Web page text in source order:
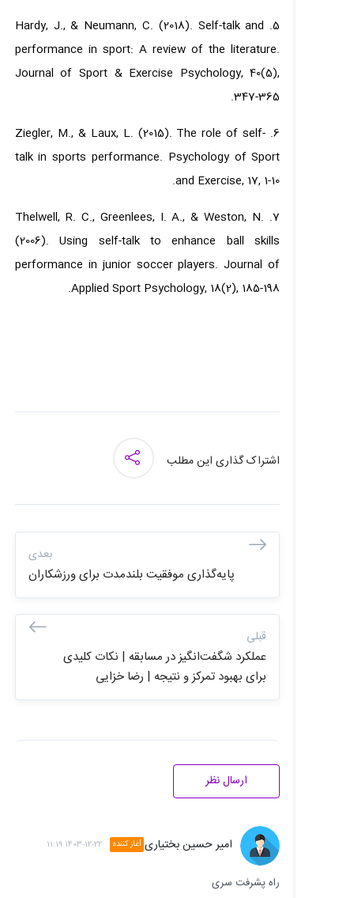
5. Hardy, J., & Neumann, C. (2018). Self-talk and
performance in sport: A review of the literature.
Journal of Sport & Exercise Psychology, 40(5),
347-365.
6. Ziegler, M., & Laux, L. (2015). The role of self-
talk in sports performance. Psychology of Sport
and Exercise, 17, 1-10.
7. Thelwell, R. C., Greenlees, I. A., & Weston, N.
(2006). Using self-talk to enhance ball skills
performance in junior soccer players. Journal of
Applied Sport Psychology, 18(2), 185-198.
اشتراک گذاری این مطلب
بعدی
پایه‌گذاری موفقیت بلندمدت برای ورزشکاران
قبلی
عملکرد شگفت‌انگیز در مسابقه | نکات کلیدی
برای بهبود تمرکز و نتیجه | رضا خزایی
ارسال نظر
امیر حسین بختیاری آغاز کننده 1403-12-22 11:19
راه پشرفت سری